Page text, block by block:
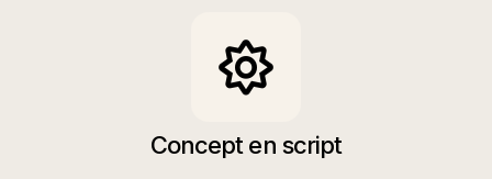
Concept en script